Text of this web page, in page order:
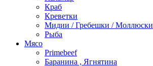
Краб
Креветки
Мидии / Гребешки / Моллюски
Рыба
Мясо
Primebeef
Баранина , Ягнятина